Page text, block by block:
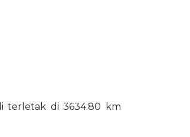
terletak di 3634.80 km